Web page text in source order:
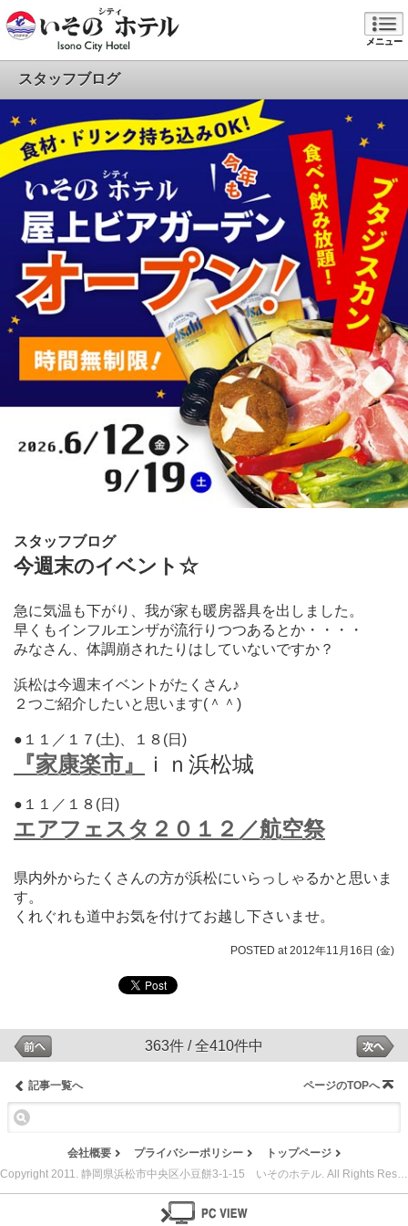
メニュー
スタッフブログ
スタッフブログ
今週末のイベント☆
急に気温も下がり、我が家も暖房器具を出しました。
早くもインフルエンザが流行りつつあるとか・・・・
みなさん、体調崩されたりはしていないですか？
浜松は今週末イベントがたくさん♪
２つご紹介したいと思います(＾＾)
●１１／１７(土)、１８(日)
『家康楽市』 ｉｎ浜松城
●１１／１８(日)
エアフェスタ２０１２／航空祭
県内外からたくさんの方が浜松にいらっしゃるかと思いま
す。
くれぐれも道中お気を付けてお越し下さいませ。
POSTED at 2012年11月16日 (金)
363件 / 全410件中
記事一覧へ ページのTOPへ
会社概要 プライバシーポリシー
トップページ
Copyright 2011. 静岡県浜松市中央区小豆餅3-1-15 いそのホテル. All Rights Reserved.